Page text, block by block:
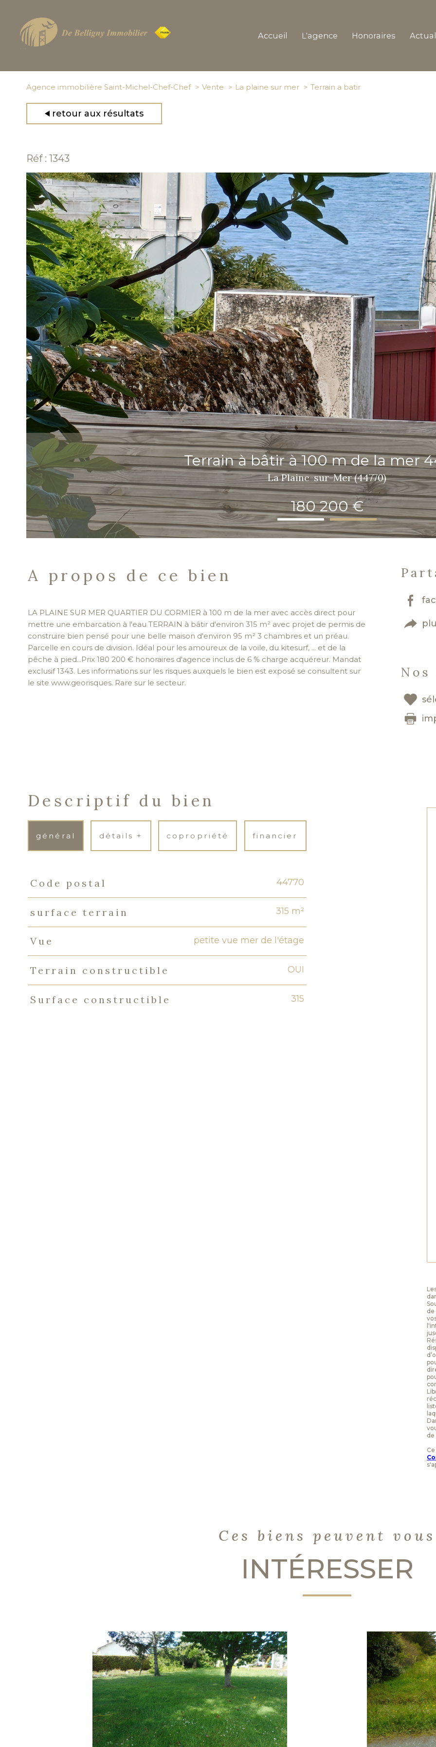
accueil l'agence honoraires
Agence immobilière Saint-Michel-Chef-Chef Vente La plaine sur mer Terrain a batir
retour aux résultats
Réf : 1343
Terrain à bâtir à 100 m de la mer
La Plaine-sur-Mer (44770)
180 200 €
A propos de ce bien
LA PLAINE SUR MER QUARTIER DU CORMIER à 100 m de la mer avec accès direct pour
mettre une embarcation à l'eau TERRAIN à bâtir d'environ 315 m² avec projet de permis de
construire bien pensé pour une belle maison d'environ 95 m² 3 chambres et un préau.
Parcelle en cours de division. Idéal pour les amoureux de la voile, du kitesurf, ... et de la
pêche à pied...Prix 180 200 € honoraires d'agence inclus de 6 % charge acquéreur. Mandat
exclusif 1343. Les informations sur les risques auxquels le bien est exposé se consultent sur
le site www.georisques. Rare sur le secteur.
Descriptif du bien
général détails + copropriété financier
TRAD_PAMPERO_Caracteristique
Code postal 44770
surface terrain 315 m²
Vue petite vue mer de l'étage
Terrain constructible OUI
Surface constructible 315
de
de
Ces biens peuvent vous
INTÉRESSER
voir le bien